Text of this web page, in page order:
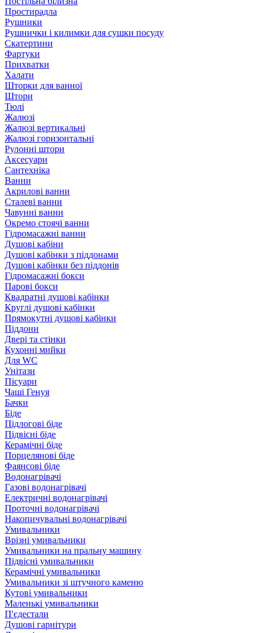
Простирадла
Рушники
Рушнички і килимки для сушки посуду
Скатертини
Фартуки
Прихватки
Халати
Шторки для ванної
Штори
Тюлі
Жалюзі
Жалюзі вертикальні
Жалюзі горизонтальні
Рулонні штори
Аксесуари
Сантехніка
Ванни
Акрилові ванни
Сталеві ванни
Чавунні ванни
Окремо стоячі ванни
Гідромасажні ванни
Душові кабіни
Душові кабінки з піддонами
Душові кабінки без піддонів
Гідромасажні бокси
Парові бокси
Квадратні душові кабінки
Круглі душові кабінки
Прямокутні душові кабінки
Піддони
Двері та стінки
Кухонні мийки
Для WC
Унітази
Пісуари
Чаші Генуя
Бачки
Біде
Підлогові біде
Підвісні біде
Керамічні біде
Порцелянові біде
Фаянсові біде
Водонагрівачі
Газові водонагрівачі
Електричні водонагрівачі
Проточні водонагрівачі
Накопичувальні водонагрівачі
Умивальники
Врізні умивальники
Умивальники на пральну машину
Підвісні умивальники
Керамічні умивальники
Умивальники зі штучного каменю
Кутові умивальники
Маленькі умивальники
П'єдестали
Душові гарнітури